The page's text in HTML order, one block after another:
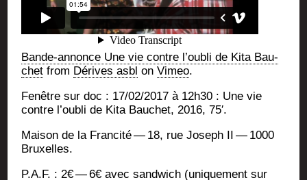
Bande-annonce Une vie contre l’ou­bli de Kita Bau­
chet from Dérives asbl onVimeo.
Fenêtre sur doc : 17/02/2017 à 12h30 : Une vie
contre l’ou­bli de Kita Bau­chet, 2016, 75′.
Mai­son de la Fran­ci­té — 18, rue Joseph II — 1000
Bruxelles.
P.A.F. : 2€ — 6€ avec sand­wich (uni­que­ment sur